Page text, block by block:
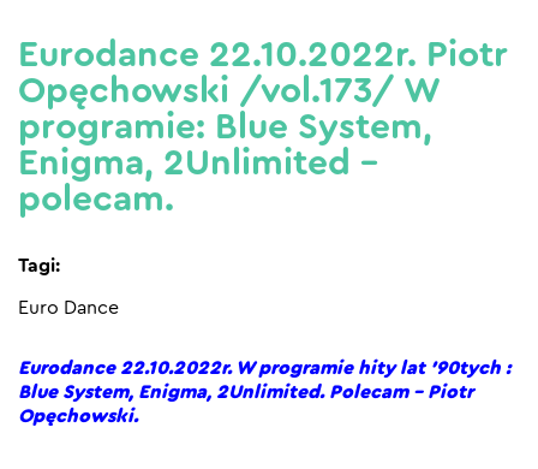
Eurodance 22.10.2022r. Piotr
Opęchowski /vol.173/ W
programie: Blue System,
Enigma, 2Unlimited –
polecam.
Tagi:
Euro Dance
Eurodance 22.10.2022r. W programie hity lat ’90tych :
Blue System, Enigma, 2Unlimited. Polecam – Piotr
Opęchowski.